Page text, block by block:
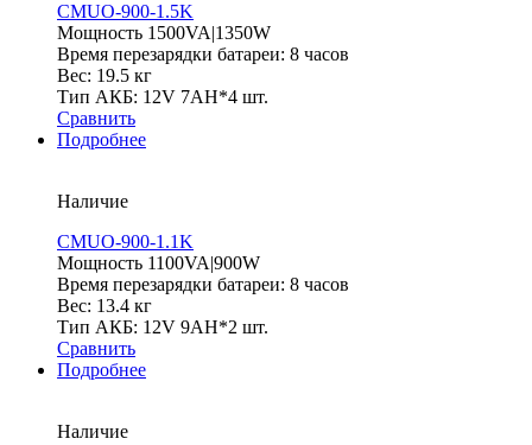
CMUO-900-1.5K
Мощность 1500VA|1350W
Время перезарядки батареи: 8 часов
Вес: 19.5 кг
Тип АКБ: 12V 7AH*4 шт.
Сравнить
Подробнее
Наличие
CMUO-900-1.1K
Мощность 1100VA|900W
Время перезарядки батареи: 8 часов
Вес: 13.4 кг
Тип АКБ: 12V 9AH*2 шт.
Сравнить
Подробнее
Наличие